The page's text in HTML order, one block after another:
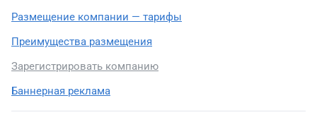
Размещение компании — тарифы
Преимущества размещения
Зарегистрировать компанию
Баннерная реклама